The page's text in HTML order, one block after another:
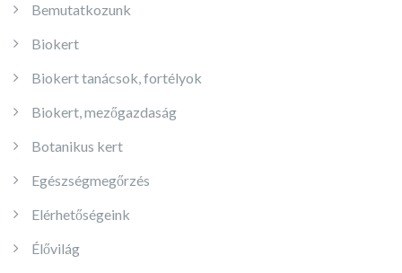
Bemutatkozunk
Biokert
Biokert tanácsok, fortélyok
Biokert, mezőgazdaság
Botanikus kert
Egészségmegőrzés
Elérhetőségeink
Élővilág